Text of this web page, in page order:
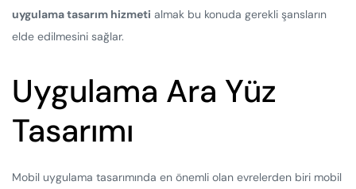
uygulama tasarım hizmeti almak bu konuda gerekli şansların
elde edilmesini sağlar.
Uygulama Ara Yüz
Tasarımı
Mobil uygulama tasarımında en önemli olan evrelerden biri mobil